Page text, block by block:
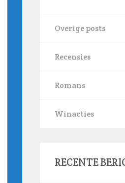
Overige posts
Recensies
Romans
Winacties
RECENTE